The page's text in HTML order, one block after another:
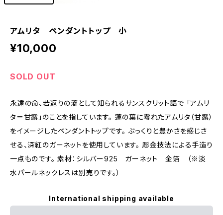
アムリタ ペンダントトップ 小
¥10,000
SOLD OUT
永遠の命、若返りの滴として知られるサンスクリット語で 「アムリ
タ＝甘露」のことを指しています。 蓮の葉に零れたアムリタ（甘露）
をイメージしたペンダントトップです。 ぷっくりと豊かさを感じさ
せる、深紅のガーネットを使用しています。 彫金技法による手造り
一点ものです。 素材：シルバー925 ガーネット 金箔 （※淡
水パールネックレスは別売りです。）
International shipping available